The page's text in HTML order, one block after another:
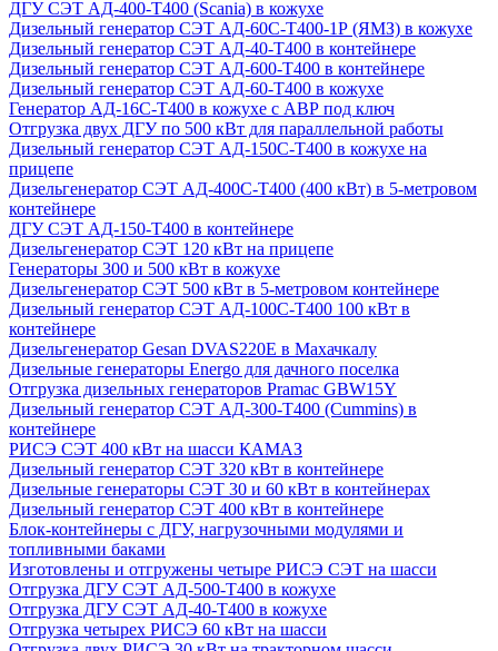
ДГУ СЭТ АД-400-Т400 (Scania) в кожухе
Дизельный генератор СЭТ АД-60С-Т400-1Р (ЯМЗ) в кожухе
Дизельный генератор СЭТ АД-40-Т400 в контейнере
Дизельный генератор СЭТ АД-600-Т400 в контейнере
Дизельный генератор СЭТ АД-60-Т400 в кожухе
Генератор АД-16С-Т400 в кожухе с АВР под ключ
Отгрузка двух ДГУ по 500 кВт для параллельной работы
Дизельный генератор СЭТ АД-150С-Т400 в кожухе на
прицепе
Дизельгенератор СЭТ АД-400С-Т400 (400 кВт) в 5-метровом
контейнере
ДГУ СЭТ АД-150-Т400 в контейнере
Дизельгенератор СЭТ 120 кВт на прицепе
Генераторы 300 и 500 кВт в кожухе
Дизельгенератор СЭТ 500 кВт в 5-метровом контейнере
Дизельный генератор СЭТ АД-100С-Т400 100 кВт в
контейнере
Дизельгенератор Gesan DVAS220E в Махачкалу
Дизельные генераторы Energo для дачного поселка
Отгрузка дизельных генераторов Pramac GВW15Y
Дизельный генератор СЭТ АД-300-Т400 (Cummins) в
контейнере
РИСЭ СЭТ 400 кВт на шасси КАМАЗ
Дизельный генератор СЭТ 320 кВт в контейнере
Дизельные генераторы СЭТ 30 и 60 кВт в контейнерах
Дизельный генератор СЭТ 400 кВт в контейнере
Блок-контейнеры с ДГУ, нагрузочными модулями и
топливными баками
Изготовлены и отгружены четыре РИСЭ СЭТ на шасси
Отгрузка ДГУ СЭТ АД-500-Т400 в кожухе
Отгрузка ДГУ СЭТ АД-40-Т400 в кожухе
Отгрузка четырех РИСЭ 60 кВт на шасси